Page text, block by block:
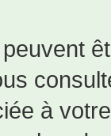
à